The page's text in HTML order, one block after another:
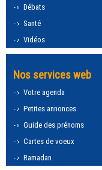
Débats
Santé
Vidéos
Nos services web
Votre agenda
Petites annonces
Guide des prénoms
Cartes de voeux
Ramadan